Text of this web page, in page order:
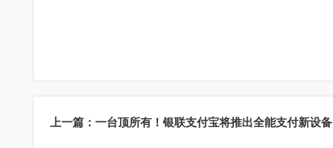
上一篇：一台顶所有！银联支付宝将推出全能支付新设备